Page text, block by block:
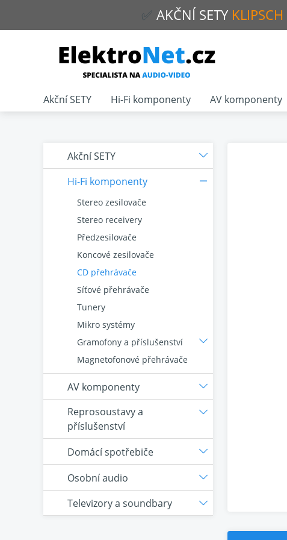
✅ AKČNÍ SETY KLIPSCH
Akční SETY
Hi-Fi komponenty
Stereo zesilovače
Stereo receivery
Předzesilovače
Koncové zesilovače
CD přehrávače
Síťové přehrávače
Tunery
Mikro systémy
Gramofony a příslušenství
Magnetofonové přehrávače
AV komponenty
Reprosoustavy a
příslušenství
Domácí spotřebiče
Osobní audio
Televizory a soundbary
Akční SETY Hi-Fi komponenty AV komponenty